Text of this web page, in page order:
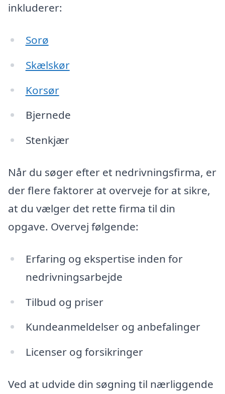
inkluderer:
Sorø
Skælskør
Korsør
Bjernede
Stenkjær
Når du søger efter et nedrivningsfirma, er
der flere faktorer at overveje for at sikre,
at du vælger det rette firma til din
opgave. Overvej følgende:
Erfaring og ekspertise inden for
nedrivningsarbejde
Tilbud og priser
Kundeanmeldelser og anbefalinger
Licenser og forsikringer
Ved at udvide din søgning til nærliggende